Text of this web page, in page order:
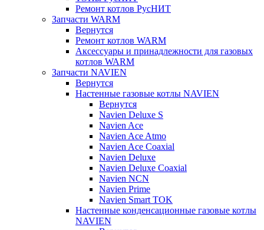
Ремонт котлов РусНИТ
Запчасти WARM
Вернутся
Ремонт котлов WARM
Аксессуары и принадлежности для газовых
котлов WARM
Запчасти NAVIEN
Вернутся
Настенные газовые котлы NAVIEN
Вернутся
Navien Deluxe S
Navien Ace
Navien Ace Atmo
Navien Ace Coaxial
Navien Deluxe
Navien Deluxe Coaxial
Navien NCN
Navien Prime
Navien Smart TOK
Настенные конденсационные газовые котлы
NAVIEN